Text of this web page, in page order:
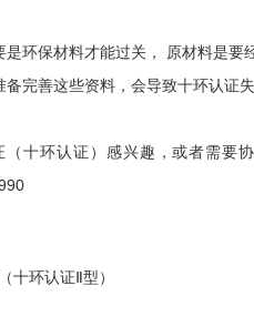
环保材料才能过关， 原材料是要
完善这些资料，会导致十环认证
十环认证）感兴趣，或者需要
十环认证Ⅱ型）